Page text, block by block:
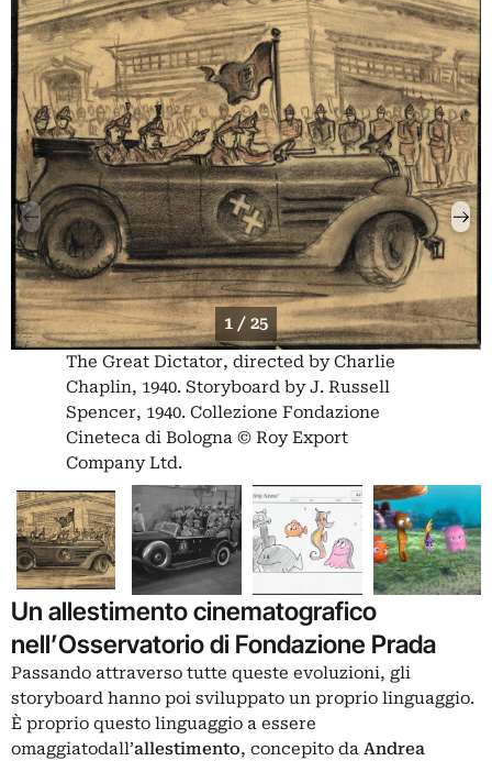
1 / 25
The Great Dictator, directed by Charlie
Chaplin, 1940. Storyboard by J. Russell
Spencer, 1940. Collezione Fondazione
Cineteca di Bologna © Roy Export
Company Ltd.
Un allestimento cinematografico
nell’Osservatorio di Fondazione Prada
Passando attraverso tutte queste evoluzioni, gli
storyboard hanno poi sviluppato un proprio linguaggio.
È proprio questo linguaggio a essere
omaggiatodall’allestimento, concepito da Andrea